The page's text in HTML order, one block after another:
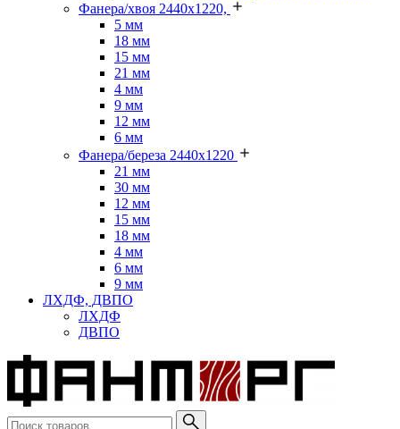
Фанера/хвоя 2440х1220,
5 мм
18 мм
15 мм
21 мм
4 мм
9 мм
12 мм
6 мм
Фанера/береза 2440х1220
21 мм
30 мм
12 мм
15 мм
18 мм
4 мм
6 мм
9 мм
ЛХДФ, ДВПО
ЛХДФ
ДВПО